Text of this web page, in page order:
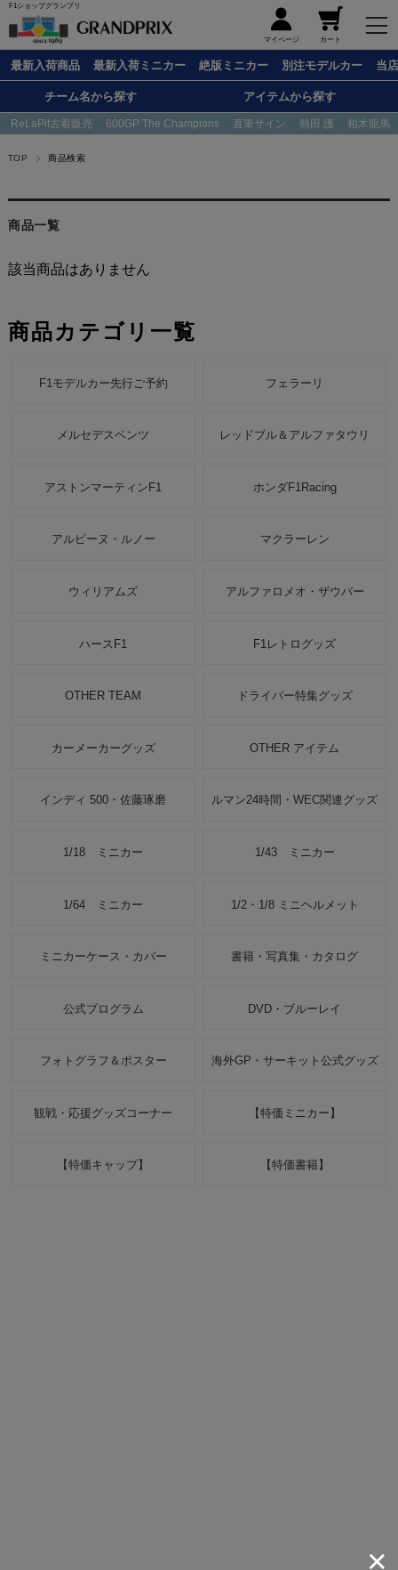
F1ショップグランプリ
マイページ カート
最新入荷商品 最新入荷ミニカー 絶版ミニカー 別注モデルカー 当
チーム名から探す アイテムから探す
ReLaPit古着販売 600GP The Champions 直筆サイン 熱田 護 柏木龍馬
TOP 商品検索
商品一覧
該当商品はありません
商品カテゴリ一覧
F1モデルカー先行ご予約 フェラーリ
メルセデスベンツ レッドブル＆アルファタウリ
アストンマーティンF1 ホンダF1Racing
アルピーヌ・ルノー マクラーレン
ウィリアムズ アルファロメオ・ザウバー
ハースF1 F1レトログッズ
OTHER TEAM ドライバー特集グッズ
カーメーカーグッズ OTHER アイテム
インディ 500・佐藤琢磨 ルマン24時間・WEC関連グッズ
1/18 ミニカー 1/43 ミニカー
1/64 ミニカー 1/2・1/8 ミニヘルメット
ミニカーケース・カバー 書籍・写真集・カタログ
公式プログラム DVD・ブルーレイ
フォトグラフ＆ポスター 海外GP・サーキット公式グッズ
観戦・応援グッズコーナー 【特価ミニカー】
【特価キャップ】 【特価書籍】